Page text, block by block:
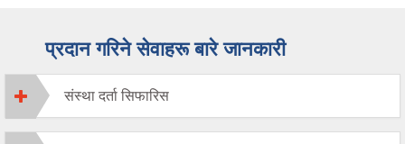
प्रदान गरिने सेवाहरू बारे जानकारी
संस्था दर्ता सिफारिस